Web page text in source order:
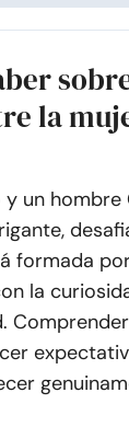
la
un hombre
formada
la